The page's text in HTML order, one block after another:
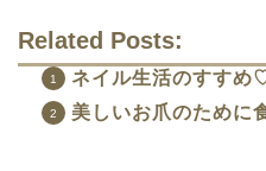
Related Posts:
ネイル生活のすすめ
美しいお爪のために